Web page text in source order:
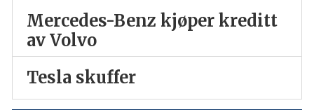
Mercedes-Benz kjøper kreditt
av Volvo
Tesla skuffer